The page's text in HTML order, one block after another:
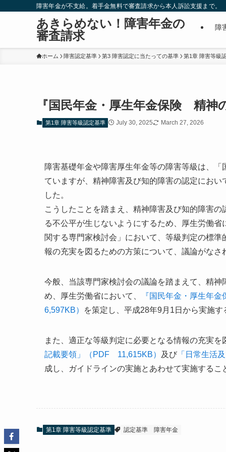
障害年金が不支給。着手金無料で審査請求から本人訴訟支援まで。
あきらめない！障害年金の
審査請求
障
ホーム 障害認定基準 第3 障害認定に当たっての基準 第1章 障害等級
『国民年金・厚生年金保険 精神
第1章 障害等級認定基準 July 30, 2025 March 27, 2026
障害基礎年金や障害厚生年金等の障害等級は、
ていますが、精神障害及び知的障害の認定にお
した。
こうしたことを踏まえ、精神障害及び知的障害
る不公平が生じないようにするため、厚生労働
関する専門家検討会」において、等級判定の標
報の充実を図るための方策について、議論がなさ
今般、当該専門家検討会の議論を踏まえて、精
め、厚生労働省において、
『国民年金・厚生年
6,597KB）
を策定し、平成28年9月1日から実施
また、適正な等級判定に必要となる情報の充実
記載要領」（PDF 11,615KB）
及び 「日常生活
成し、ガイドラインの実施とあわせて実施するこ
第1章 障害等級認定基準 認定基準 障害年金